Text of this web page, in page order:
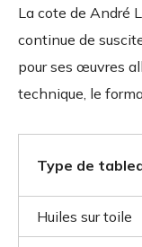
La cote de André
continue de
pour ses œuvres
technique, le
Type de
Huiles sur toile